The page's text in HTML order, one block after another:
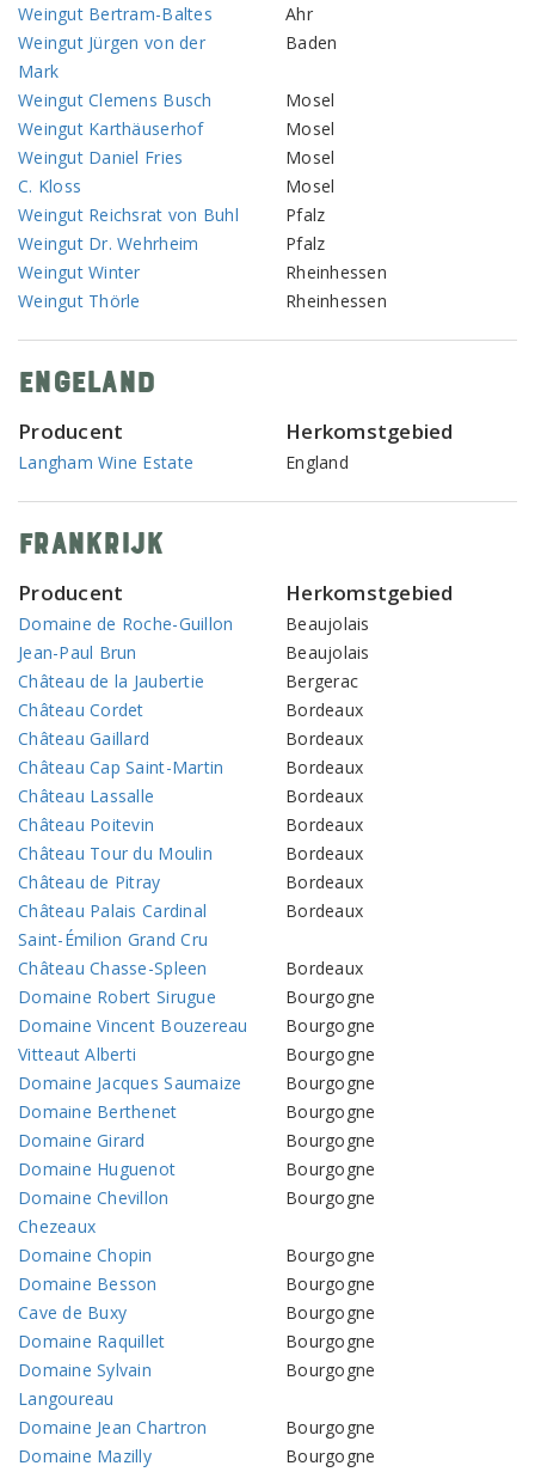
Weingut Bertram-Baltes
Ahr
Weingut Jürgen von der
Mark
Baden
Weingut Clemens Busch
Mosel
Weingut Karthäuserhof
Mosel
Weingut Daniel Fries
Mosel
C. Kloss
Mosel
Weingut Reichsrat von Buhl
Pfalz
Weingut Dr. Wehrheim
Pfalz
Weingut Winter
Rheinhessen
Weingut Thörle
Rheinhessen
Engeland
Producent Herkomstgebied
Langham Wine Estate England
Frankrijk
Producent Herkomstgebied
Domaine de Roche-Guillon
Beaujolais
Jean-Paul Brun
Beaujolais
Château de la Jaubertie
Bergerac
Château Cordet
Bordeaux
Château Gaillard
Bordeaux
Château Cap Saint-Martin
Bordeaux
Château Lassalle
Bordeaux
Château Poitevin
Bordeaux
Château Tour du Moulin
Bordeaux
Château de Pitray
Bordeaux
Château Palais Cardinal
Saint-Émilion Grand Cru
Bordeaux
Château Chasse-Spleen
Bordeaux
Domaine Robert Sirugue
Bourgogne
Domaine Vincent Bouzereau
Bourgogne
Vitteaut Alberti
Bourgogne
Domaine Jacques Saumaize
Bourgogne
Domaine Berthenet
Bourgogne
Domaine Girard
Bourgogne
Domaine Huguenot
Bourgogne
Domaine Chevillon
Chezeaux
Bourgogne
Domaine Chopin
Bourgogne
Domaine Besson
Bourgogne
Cave de Buxy
Bourgogne
Domaine Raquillet
Bourgogne
Domaine Sylvain
Langoureau
Bourgogne
Domaine Jean Chartron
Bourgogne
Domaine Mazilly
Bourgogne